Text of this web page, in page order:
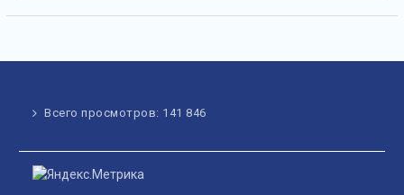
Всего просмотров: 141 846